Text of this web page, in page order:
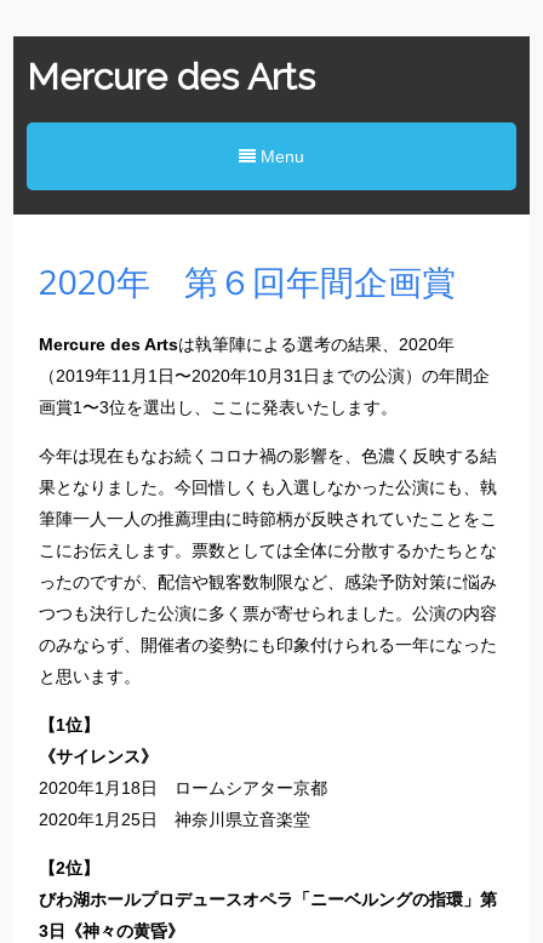
Mercure des Arts
Menu
2020年 第６回年間企画賞
Mercure des Artsは執筆陣による選考の結果、2020年
（2019年11月1日〜2020年10月31日までの公演）の年間企
画賞1〜3位を選出し、ここに発表いたします。
今年は現在もなお続くコロナ禍の影響を、色濃く反映する結
果となりました。今回惜しくも入選しなかった公演にも、執
筆陣一人一人の推薦理由に時節柄が反映されていたことをこ
こにお伝えします。票数としては全体に分散するかたちとな
ったのですが、配信や観客数制限など、感染予防対策に悩み
つつも決行した公演に多く票が寄せられました。公演の内容
のみならず、開催者の姿勢にも印象付けられる一年になった
と思います。
【1位】
《サイレンス》
2020年1月18日 ロームシアター京都
2020年1月25日 神奈川県立音楽堂
【2位】
びわ湖ホールプロデュースオペラ「ニーベルングの指環」第
3日《神々の黄昏》